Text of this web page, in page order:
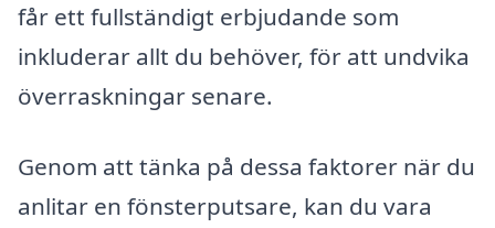
får ett fullständigt erbjudande som
inkluderar allt du behöver, för att undvika
överraskningar senare.
Genom att tänka på dessa faktorer när du
anlitar en fönsterputsare, kan du vara